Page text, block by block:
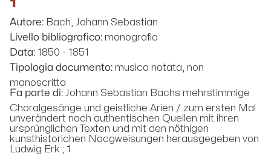
Autore: Bach, Johann Sebastian
Livello bibliografico: monografia
Data: 1850 - 1851
Tipologia documento: musica notata, non
manoscritta
Fa parte di: Johann Sebastian Bachs mehrstimmige
Choralgesänge und geistliche Arien / zum ersten Mal
unverändert nach authentischen Quellen mit ihren
ursprünglichen Texten und mit den nöthigen
kunsthistorichen Nacgweisungen herausgegeben von
Ludwig Erk ; 1